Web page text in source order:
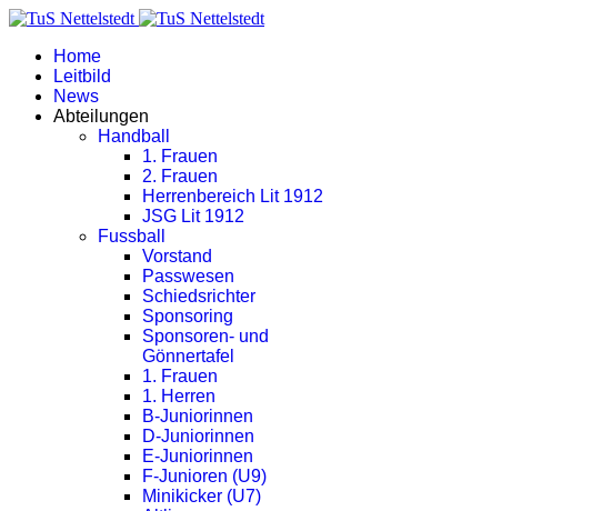
Home
Leitbild
News
Abteilungen
Handball
1. Frauen
2. Frauen
Herrenbereich Lit 1912
JSG Lit 1912
Fussball
Vorstand
Passwesen
Schiedsrichter
Sponsoring
Sponsoren- und
Gönnertafel
1. Frauen
1. Herren
B-Juniorinnen
D-Juniorinnen
E-Juniorinnen
F-Junioren (U9)
Minikicker (U7)